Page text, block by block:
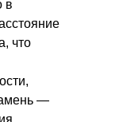
в
что
—